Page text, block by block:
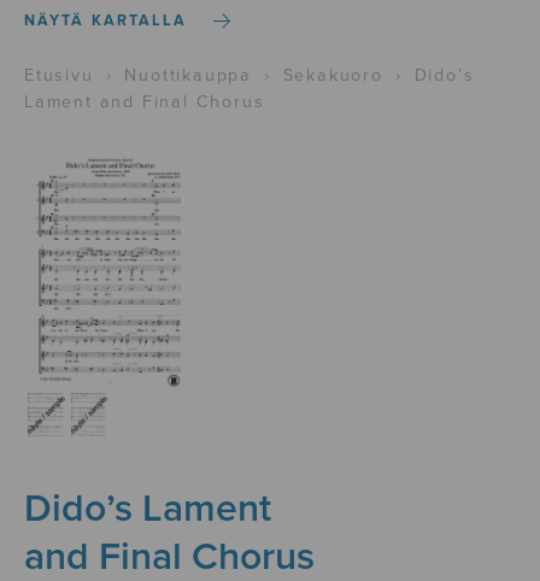
NÄYTÄ KARTALLA
Etusivu › Nuottikauppa › Sekakuoro ›
Dido’s
Lament and Final Chorus
Dido’s Lament
and Final Chorus